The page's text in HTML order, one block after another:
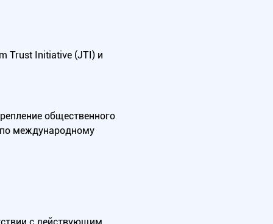
Trust Initiative (JTI) и
общественного
международному